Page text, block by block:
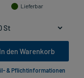
Lieferbar
In den Warenkorb
& Pflichtinformationen